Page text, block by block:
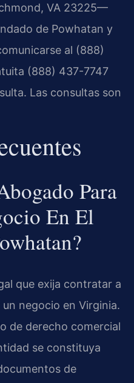
VA 23225—
de Powhatan y
al (888)
(888) 437-7747
Las consultas son
Para
En El
que exija contratar a
negocio en Virginia.
de derecho comercial
se constituya
de